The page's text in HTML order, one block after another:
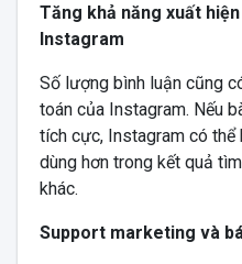
Tăng khả năng xuất
Instagram
Số lượng bình luận cũng
toán của Instagram. Nếu
tích cực, Instagram có thể
dùng hơn trong kết quả
khác.
Support marketing và